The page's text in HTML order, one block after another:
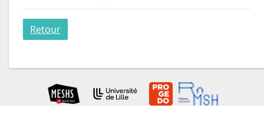
Retour